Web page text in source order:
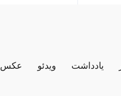
یادداشت ویدئو عکس